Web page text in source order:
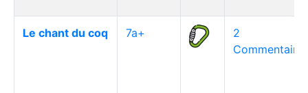
Le chant du coq 7a+
2